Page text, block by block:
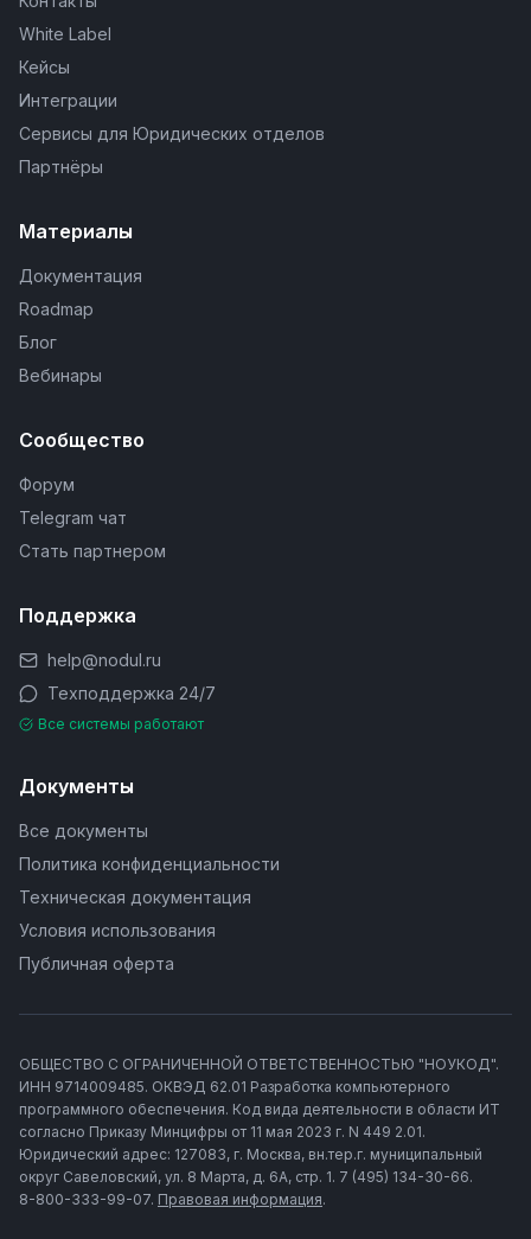
White Label
Кейсы
Интеграции
Сервисы для Юридических отделов
Партнёры
Материалы
Документация
Roadmap
Блог
Вебинары
Сообщество
Форум
Telegram чат
Стать партнером
Поддержка
help@nodul.ru
Техподдержка 24/7
Все системы работают
Документы
Все документы
Политика конфиденциальности
Техническая документация
Условия использования
Публичная оферта
ОБЩЕСТВО С ОГРАНИЧЕННОЙ ОТВЕТСТВЕННОСТЬЮ "НОУКОД".
ИНН 9714009485. ОКВЭД 62.01 Разработка компьютерного
программного обеспечения. Код вида деятельности в области ИТ
согласно Приказу Минцифры от 11 мая 2023 г. N 449 2.01.
Юридический адрес: 127083, г. Москва, вн.тер.г. муниципальный
округ Савеловский, ул. 8 Марта, д. 6А, стр. 1. 7 (495) 134-30-66.
8-800-333-99-07. Правовая информация.